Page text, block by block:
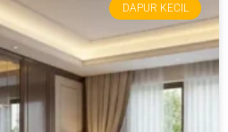
DAPUR KECIL